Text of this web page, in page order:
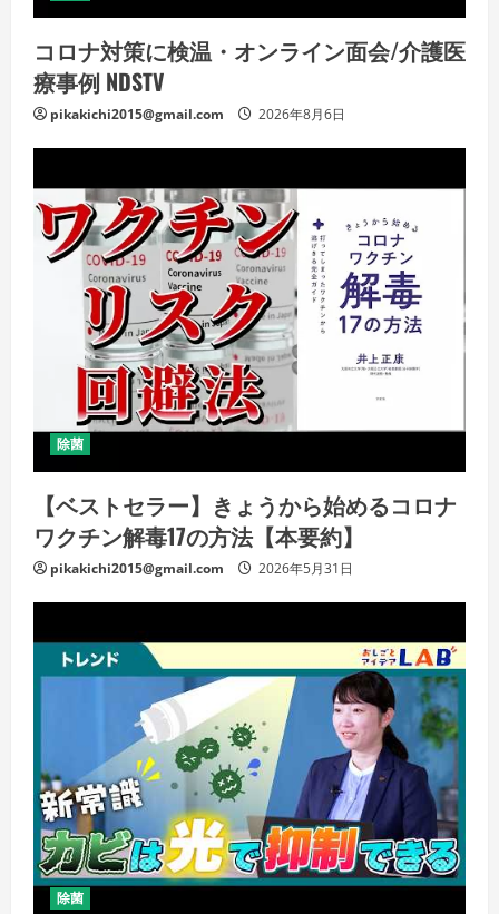
コロナ対策に検温・オンライン面会/介護医
療事例 NDSTV
pikakichi2015@gmail.com 2026年8月6日
除菌
【ベストセラー】きょうから始めるコロナ
ワクチン解毒17の方法【本要約】
pikakichi2015@gmail.com 2026年5月31日
除菌